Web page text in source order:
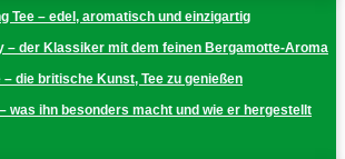
Tee – edel, aromatisch und einzigartig
– der Klassiker mit dem feinen Bergamotte-Aroma
– die britische Kunst, Tee zu genießen
was ihn besonders macht und wie er hergestellt